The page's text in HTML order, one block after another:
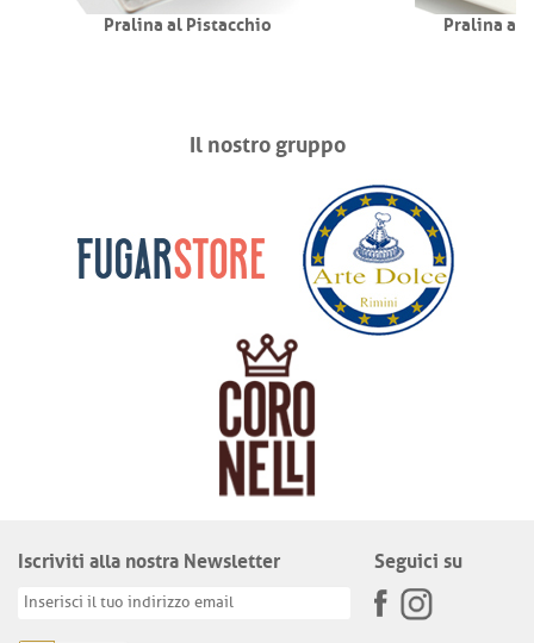
Pralina al Pistacchio Pralina
Il nostro gruppo
Iscriviti alla nostra Newsletter Seguici su